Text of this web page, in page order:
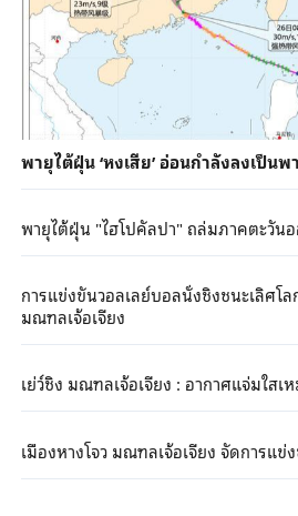
พายุไต้ฝุ่น ‘หงเสีย’ อ่อนกำลังลงเป็น
พายุไต้ฝุ่น "ไฮโปคัลปา" ถล่มภาคตะวัน
การแข่งขันวอลเลย์บอลนั่งชิงชนะเลิศโ
มณฑลเจ้อเจียง
เย่ว์ชิง มณฑลเจ้อเจียง : อากาศแจ่มใสเ
เมืองหางโจว มณฑลเจ้อเจียง จัดการแ